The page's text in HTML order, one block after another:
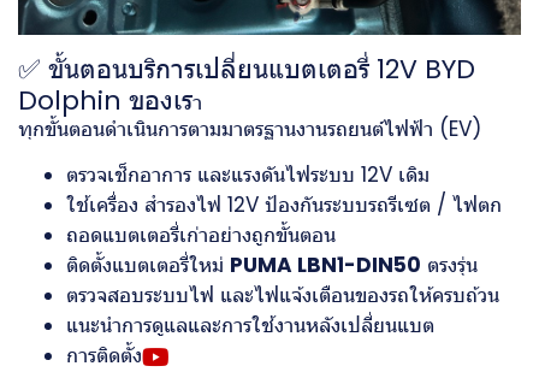
✅ ขั้นตอนบริการเปลี่ยนแบตเตอรี่ 12V BYD
Dolphin ของเรา
ทุกขั้นตอนดำเนินการตามมาตรฐานงานรถยนต์ไฟฟ้า (EV)
ตรวจเช็กอาการ และแรงดันไฟระบบ 12V เดิม
ใช้เครื่อง สำรองไฟ 12V ป้องกันระบบรถรีเซต / ไฟตก
ถอดแบตเตอรี่เก่าอย่างถูกขั้นตอน
ติดตั้งแบตเตอรี่ใหม่ PUMA LBN1-DIN50 ตรงรุ่น
ตรวจสอบระบบไฟ และไฟแจ้งเตือนของรถให้ครบถ้วน
แนะนำการดูแลและการใช้งานหลังเปลี่ยนแบต
การติดตั้ง